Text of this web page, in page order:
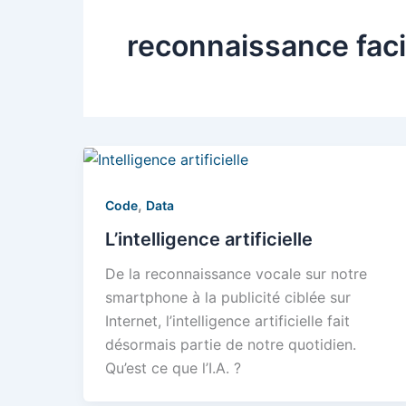
reconnaissance
Code, Data
L’intelligence artificielle
De la reconnaissance vocale sur notre
smartphone à la publicité ciblée sur
Internet, l’intelligence artificielle fait
désormais partie de notre quotidien.
Qu’est ce que l’I.A. ?